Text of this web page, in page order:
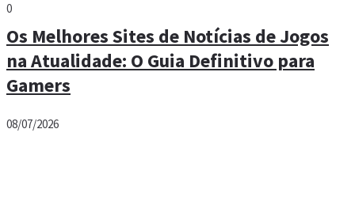
0
Os Melhores Sites de Notícias de Jogos
na Atualidade: O Guia Definitivo para
Gamers
08/07/2026